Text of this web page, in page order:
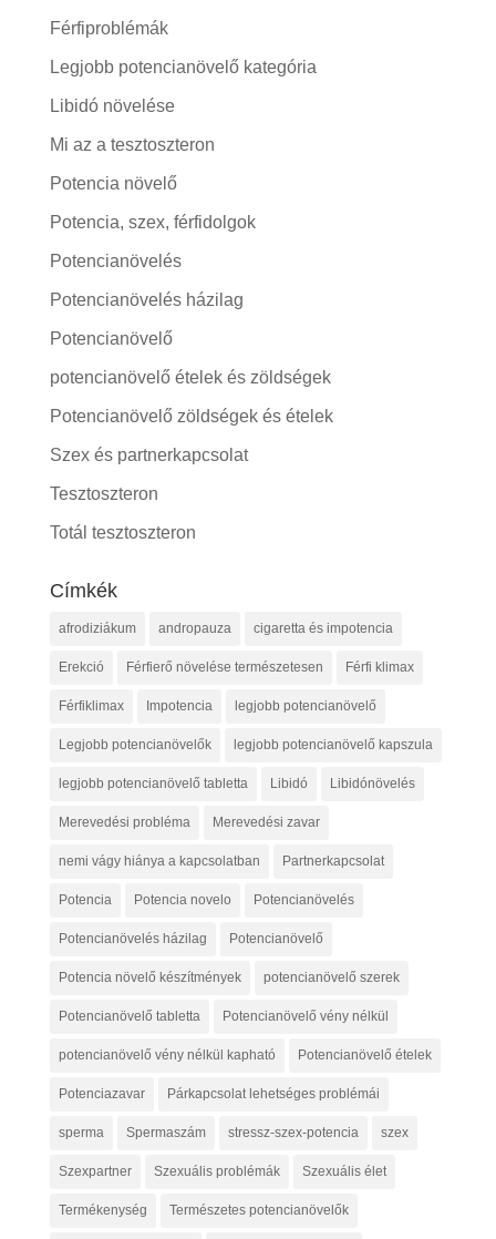
Férfiproblémák
Legjobb potencianövelő kategória
Libidó növelése
Mi az a tesztoszteron
Potencia növelő
Potencia, szex, férfidolgok
Potencianövelés
Potencianövelés házilag
Potencianövelő
potencianövelő ételek és zöldségek
Potencianövelő zöldségek és ételek
Szex és partnerkapcsolat
Tesztoszteron
Totál tesztoszteron
Címkék
afrodiziákum andropauza cigaretta és impotencia
Erekció Férfierő növelése természetesen Férfi klimax
Férfiklimax Impotencia legjobb potencianövelő
Legjobb potencianövelők legjobb potencianövelő kapszula
legjobb potencianövelő tabletta Libidó Libidónövelés
Merevedési probléma Merevedési zavar
nemi vágy hiánya a kapcsolatban Partnerkapcsolat
Potencia Potencia novelo Potencianövelés
Potencianövelés házilag Potencianövelő
Potencia növelő készítmények potencianövelő szerek
Potencianövelő tabletta Potencianövelő vény nélkül
potencianövelő vény nélkül kapható Potencianövelő ételek
Potenciazavar Párkapcsolat lehetséges problémái
sperma Spermaszám stressz-szex-potencia szex
Szexpartner Szexuális problémák Szexuális élet
Termékenység Természetes potencianövelők